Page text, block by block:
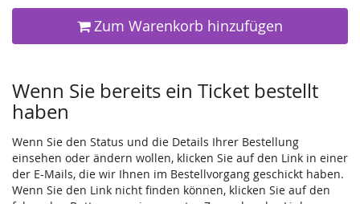
Zum Warenkorb hinzufügen
Wenn Sie bereits ein Ticket bestellt
haben
Wenn Sie den Status und die Details Ihrer Bestellung
einsehen oder ändern wollen, klicken Sie auf den Link in einer
der E-Mails, die wir Ihnen im Bestellvorgang geschickt haben.
Wenn Sie den Link nicht finden können, klicken Sie auf den